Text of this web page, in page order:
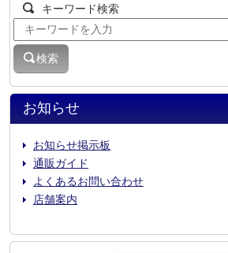
お知らせ
お知らせ掲示板
通販ガイド
よくあるお問い合わせ
店舗案内
キーワード検索
検索